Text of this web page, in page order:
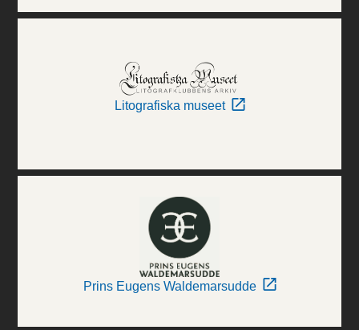
Litografiska museet
Prins Eugens Waldemarsudde